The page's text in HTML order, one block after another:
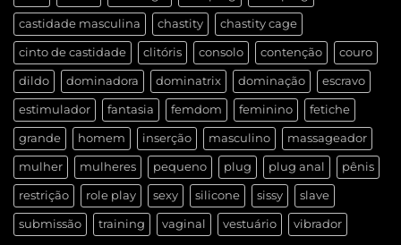
castidade masculina chastity chastity cage
cinto de castidade clitóris consolo contenção couro
dildo dominadora dominatrix dominação escravo
estimulador fantasia femdom feminino fetiche
grande homem inserção masculino massageador
mulher mulheres pequeno plug plug anal pênis
restrição role play sexy silicone sissy slave
submissão training vaginal vestuário vibrador